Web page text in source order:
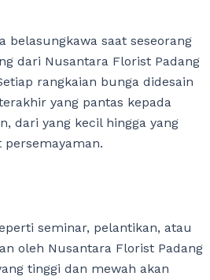
belasungkawa saat seseorang
dari Nusantara Florist Padang
rangkaian bunga didesain
yang pantas kepada
dari yang kecil hingga yang
seminar, pelantikan, atau
oleh Nusantara Florist Padang
tinggi dan mewah akan